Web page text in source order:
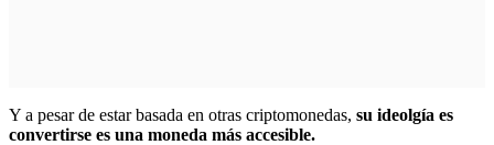
Y a pesar de estar basada en otras criptomonedas, su ideolgía es
convertirse es una moneda más accesible.